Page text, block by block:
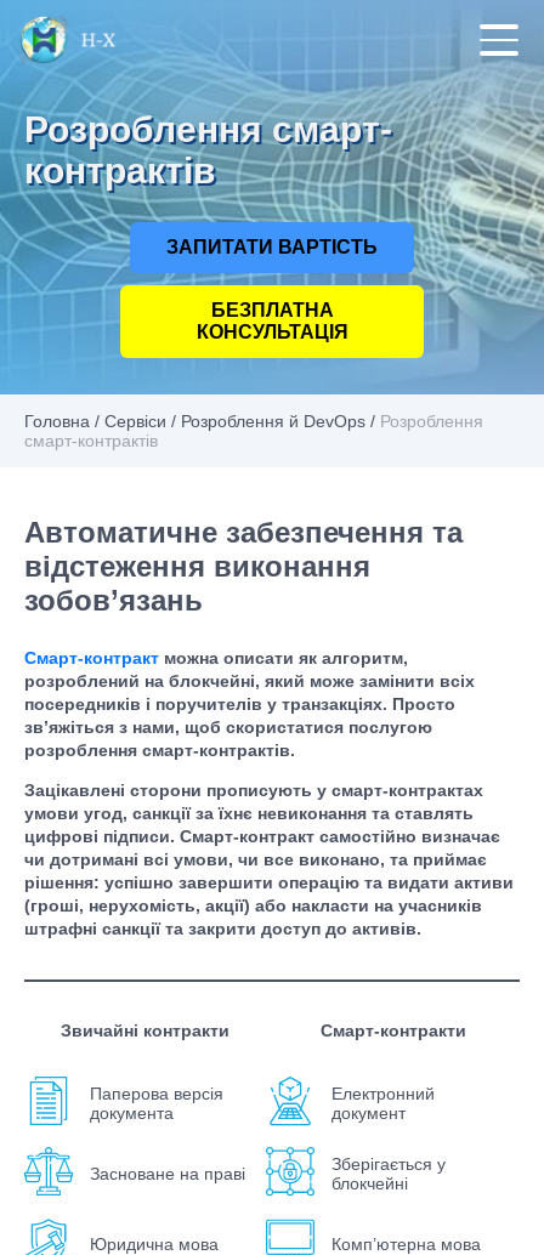
Розроблення смарт-
контрактів
ЗАПИТАТИ ВАРТІСТЬ
БЕЗПЛАТНА
КОНСУЛЬТАЦІЯ
Головна / Сервіси / Розроблення й DevOps / Розроблення
смарт-контрактів
Автоматичне забезпечення та
відстеження виконання
зобов’язань
Смарт-контракт можна описати як алгоритм,
розроблений на блокчейні, який може замінити всіх
посередників і поручителів у транзакціях. Просто
зв’яжіться з нами, щоб скористатися послугою
розроблення смарт-контрактів.
Зацікавлені сторони прописують у смарт-контрактах
умови угод, санкції за їхнє невиконання та ставлять
цифрові підписи. Смарт-контракт самостійно визначає
чи дотримані всі умови, чи все виконано, та приймає
рішення: успішно завершити операцію та видати активи
(гроші, нерухомість, акції) або накласти на учасників
штрафні санкції та закрити доступ до активів.
Звичайні контракти Смарт-контракти
Паперова версія
документа
Електронний
документ
Засноване на праві
Зберігається у
блокчейні
Юридична мова Комп’ютерна мова